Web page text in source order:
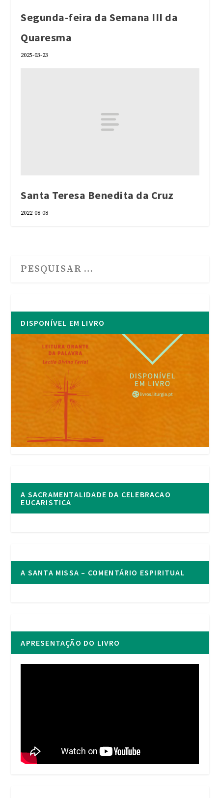
Segunda-feira da Semana III da
Quaresma
2025-03-23
Santa Teresa Benedita da Cruz
2022-08-08
DISPONÍVEL EM LIVRO
A SACRAMENTALIDADE DA CELEBRACAO
EUCARISTICA
A SANTA MISSA – COMENTÁRIO ESPIRITUAL
APRESENTAÇÃO DO LIVRO